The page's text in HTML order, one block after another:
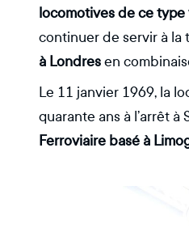
locomotives de ce
continuer de servir à la
à Londresen
Le 11 janvier 1969, la
quarante ans à l’arrêt à
Ferroviaire basé à